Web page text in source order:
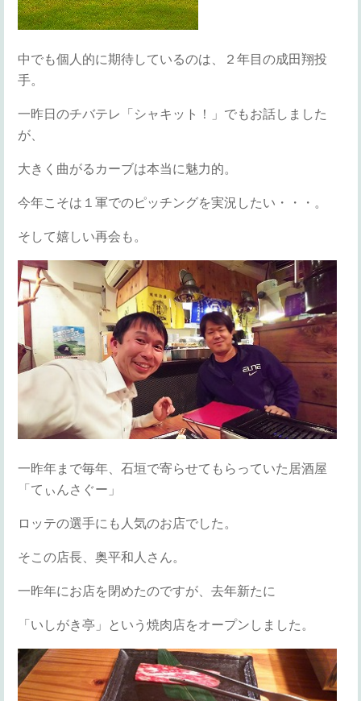
中でも個人的に期待しているのは、２年目の成田翔投
手。
一昨日のチバテレ「シャキット！」でもお話しました
が、
大きく曲がるカーブは本当に魅力的。
今年こそは１軍でのピッチングを実況したい・・・。
そして嬉しい再会も。
一昨年まで毎年、石垣で寄らせてもらっていた居酒屋
「てぃんさぐー」
ロッテの選手にも人気のお店でした。
そこの店長、奥平和人さん。
一昨年にお店を閉めたのですが、去年新たに
「いしがき亭」という焼肉店をオープンしました。